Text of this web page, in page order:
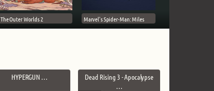
The Outer Worlds 2 Marvel's Spider-Man: Miles
HYPERGUN …
Dead Rising 3 - Apocalypse
…